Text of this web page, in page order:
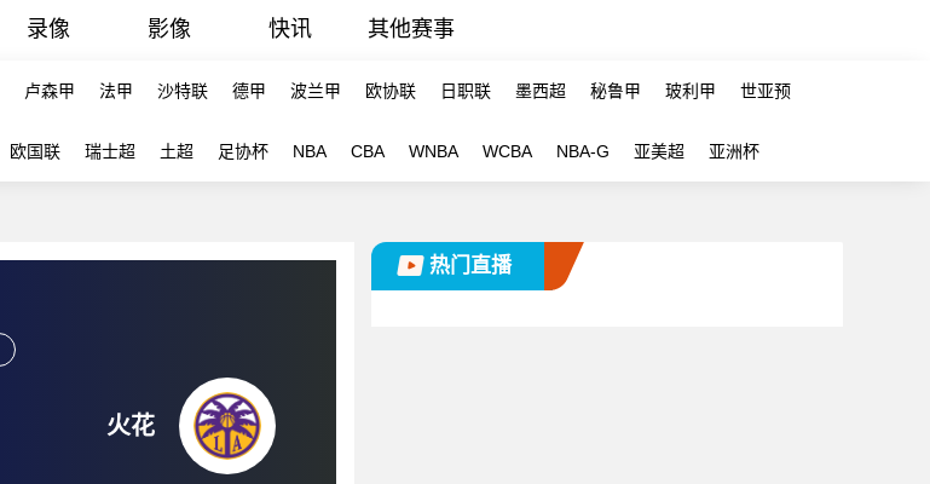
录像 影像 快讯 其他赛事
卢森甲 法甲 沙特联 德甲 波兰甲 欧协联 日职联 墨西超 秘鲁甲 玻利甲 世亚预
欧国联 瑞士超 土超 足协杯 NBA CBA WNBA WCBA NBA-G 亚美超 亚洲杯
火花
热门直播